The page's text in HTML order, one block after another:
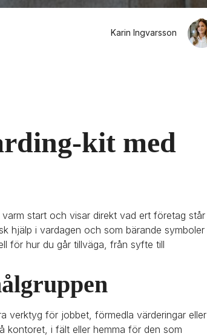
Karin Ingvarsson
kit med
start och visar direkt vad ert företag står
hjälp i vardagen och som bärande symboler
för hur du går tillväga, från syfte till
verktyg för jobbet, förmedla värderingar eller
kontoret, i fält eller hemma för den som